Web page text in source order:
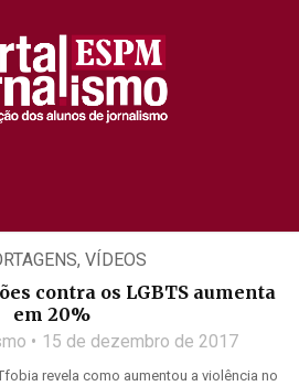
, VÍDEOS
contra os LGBTS aumenta
em 20%
15 de dezembro de 2017
revela como aumentou a violência no